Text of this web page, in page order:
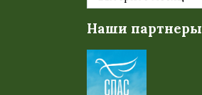
Наши партнеры